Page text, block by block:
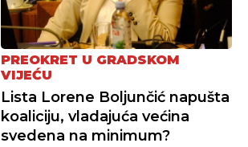
PREOKRET U GRADSKOM
VIJEĆU
Lista Lorene Boljunčić napušta
koaliciju, vladajuća većina
svedena na minimum?